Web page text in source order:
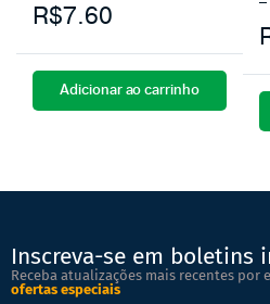
R$7.60
Adicionar ao carrinho
Inscreva-se em boletins
Receba atualizações mais recentes por
ofertas especiais